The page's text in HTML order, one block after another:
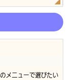
メニューで選びたい